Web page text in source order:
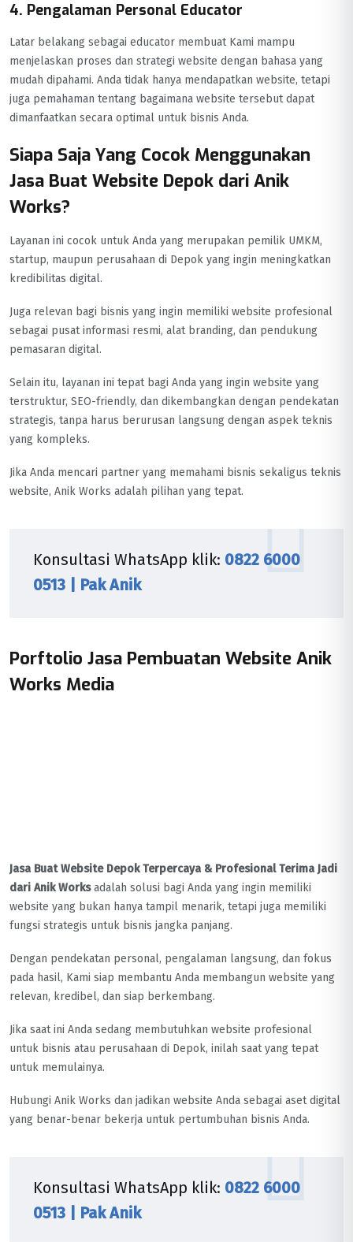
4. Pengalaman Personal Educator
Latar belakang sebagai educator membuat Kami mampu
menjelaskan proses dan strategi website dengan bahasa yang
mudah dipahami. Anda tidak hanya mendapatkan website, tetapi
juga pemahaman tentang bagaimana website tersebut dapat
dimanfaatkan secara optimal untuk bisnis Anda.
Siapa Saja Yang Cocok Menggunakan
Jasa Buat Website Depok dari Anik
Works?
Layanan ini cocok untuk Anda yang merupakan pemilik UMKM,
startup, maupun perusahaan di Depok yang ingin meningkatkan
kredibilitas digital.
Juga relevan bagi bisnis yang ingin memiliki website profesional
sebagai pusat informasi resmi, alat branding, dan pendukung
pemasaran digital.
Selain itu, layanan ini tepat bagi Anda yang ingin website yang
terstruktur, SEO-friendly, dan dikembangkan dengan pendekatan
strategis, tanpa harus berurusan langsung dengan aspek teknis
yang kompleks.
Jika Anda mencari partner yang memahami bisnis sekaligus teknis
website, Anik Works adalah pilihan yang tepat.
Konsultasi WhatsApp klik: 0822 6000
0513 | Pak Anik
Porftolio Jasa Pembuatan Website Anik
Works Media
Jasa Buat Website Depok Terpercaya & Profesional Terima Jadi
dari Anik Worksadalah solusi bagi Anda yang ingin memiliki
website yang bukan hanya tampil menarik, tetapi juga memiliki
fungsi strategis untuk bisnis jangka panjang.
Dengan pendekatan personal, pengalaman langsung, dan fokus
pada hasil, Kami siap membantu Anda membangun website yang
relevan, kredibel, dan siap berkembang.
Jika saat ini Anda sedang membutuhkan website profesional
untuk bisnis atau perusahaan di Depok, inilah saat yang tepat
untuk memulainya.
Hubungi Anik Works dan jadikan website Anda sebagai aset digital
yang benar-benar bekerja untuk pertumbuhan bisnis Anda.
Konsultasi WhatsApp klik: 0822 6000
0513 | Pak Anik